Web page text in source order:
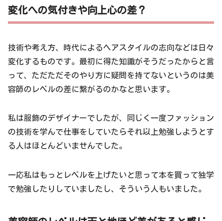
変化への気付きや向上心の差？
技術や考え方、時代によるヘアスタイルの志向などは日々
変化するものです。最初に得た知識がそうだったからと言
って、ただただそのやり方に疑問を持てないというのは美
容師のレベルの差に繋がるのかなと思います。
私は服飾のデザイナーでしたが、同じく一度ファッション
の技術を学んで仕事をしていたらそれ以上勉強しようとす
る人はほとんどいませんでした。
一応私はもっとレベルを上げたいと思って本を買って独学
で勉強したりしていましたし、そういう人もいました。